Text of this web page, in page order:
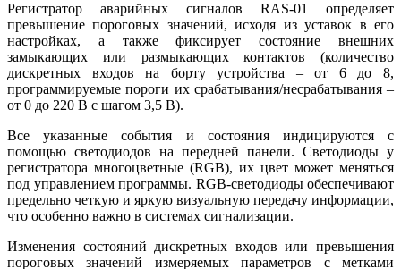
Регистратор аварийных сигналов RAS‑01 определяет
превышение пороговых значений, исходя из уставок в его
настройках, а также фиксирует состояние внешних
замыкающих или размыкающих контактов (количество
дискретных входов на борту устройства – от 6 до 8,
программируемые пороги их срабатывания/несрабатывания –
от 0 до 220 В с шагом 3,5 В).
Все указанные события и состояния индицируются с
помощью светодиодов на передней панели. Светодиоды у
регистратора многоцветные (RGB), их цвет может меняться
под управлением программы. RGB-светодиоды обеспечивают
предельно четкую и яркую визуальную передачу информации,
что особенно важно в системах сигнализации.
Изменения состояний дискретных входов или превышения
пороговых значений измеряемых параметров с метками